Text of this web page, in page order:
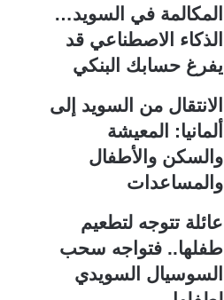
المكالمة في السويد…
الذكاء الاصطناعي قد
يفرغ حسابك البنكي
الانتقال من السويد إلى
ألمانيا: المعيشة
والسكن والأطفال
والمساعدات
عائلة تتوجه لتطعيم
طفلها.. فتواجه سحب
السوسيال السويدي